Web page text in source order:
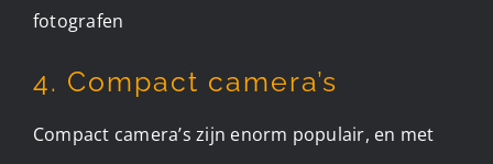
fotografen
4. Compact camera’s
Compact camera’s zijn enorm populair, en met